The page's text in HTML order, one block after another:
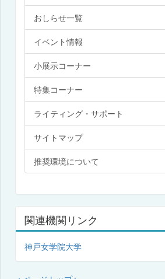
おしらせ一覧
イベント情報
小展示コーナー
特集コーナー
ライティング・サポート
サイトマップ
推奨環境について
関連機関リンク
神戸女学院大学